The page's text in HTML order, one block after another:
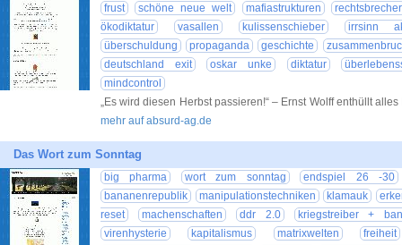
frust
schöne neue welt mafiastrukturen
rechtsbrecher
ökodiktatur
vasallen kulissenschieber
irrsinn
überschuldung
propaganda geschichte
deutschland exit
oskar unke diktatur
mindcontrol
„Es wird diesen Herbst passieren!“ – Ernst Wolff enthüllt
mehr auf absurd-ag.de
Das Wort zum Sonntag
big pharma wort zum sonntag
endspiel 26 -30
bananenrepublik
manipulationstechniken klamauk
reset
machenschaften ddr 2.0
kriegstreiber +
virenhysterie
kapitalismus matrixwelten
freiheit